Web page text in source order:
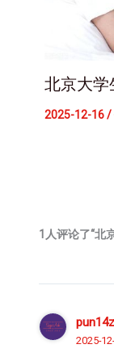
北京大学
2025-12-16/
1人评论了“北
2025-